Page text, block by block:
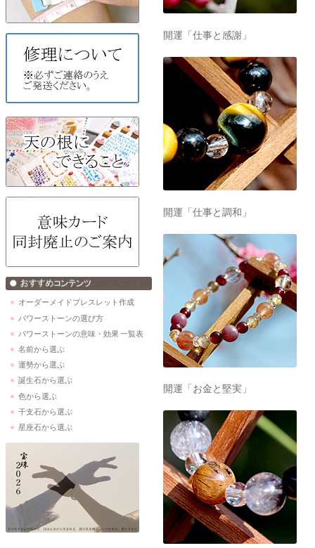
オーダーメイドブレスレット作成
パワーストーンの選び方
パワーストーンの意味・効果 一覧表
名前から選ぶ
運勢から選ぶ
誕生石から選ぶ
色から選ぶ
干支石から選ぶ
星座石から選ぶ
開運「仕事と感謝」
開運「仕事と調和」
開運「お金と堅実」